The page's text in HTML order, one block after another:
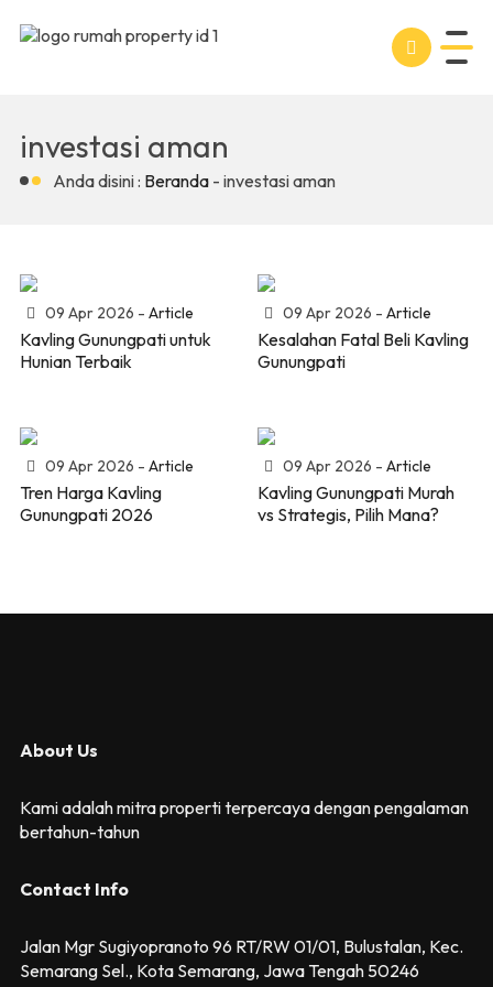
investasi aman
Anda disini : Beranda - investasi aman
09 Apr 2026 - Article
Kavling Gunungpati untuk
Hunian Terbaik
09 Apr 2026 - Article
Kesalahan Fatal Beli Kavling
Gunungpati
09 Apr 2026 - Article
Tren Harga Kavling
Gunungpati 2026
09 Apr 2026 - Article
Kavling Gunungpati Murah
vs Strategis, Pilih Mana?
About Us
Kami adalah mitra properti terpercaya dengan pengalaman
bertahun-tahun
Contact Info
Jalan Mgr Sugiyopranoto 96 RT/RW 01/01, Bulustalan, Kec.
Semarang Sel., Kota Semarang, Jawa Tengah 50246